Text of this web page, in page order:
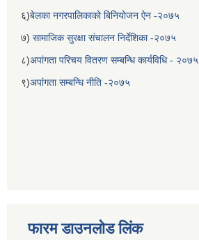
६)बेलका नगरपालिकाको बिनियोजन ऐन -२०७५
७) सामाजिक सुरक्षा संचालन निर्देशिका -२०७५
८)अपांगता परिचय वितरण सम्बन्धि कार्यविधि - २०७५
९)अपांगता सम्बन्धि नीति -२०७५
फारम डाउनलोड लिंक